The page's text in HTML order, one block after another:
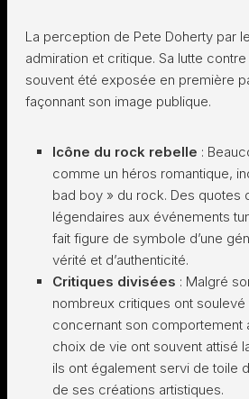
La perception de Pete Doherty par
admiration et critique. Sa lutte
souvent été exposée en première
façonnant son image publique.
Icône du rock rebelle :
comme un héros romantique,
bad boy » du rock. Des quotes
légendaires aux événements
fait figure de symbole d’une
vérité et d’authenticité.
Critiques divisées : Malgré
nombreux critiques ont
concernant son comportement
choix de vie ont souvent attisé
ils ont également servi de toile
de ses créations artistiques.